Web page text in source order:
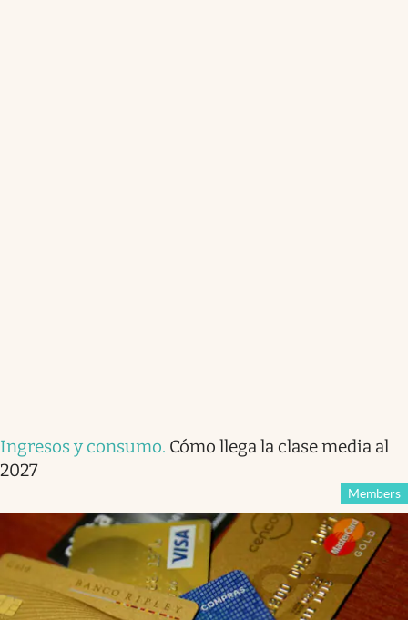
Ingresos y consumo. Cómo llega la clase media al
2027
Members